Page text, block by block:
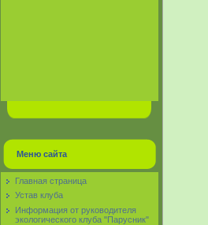
Меню сайта
Главная страница
Устав клуба
Информация от руководителя
экологического клуба "Парусник"